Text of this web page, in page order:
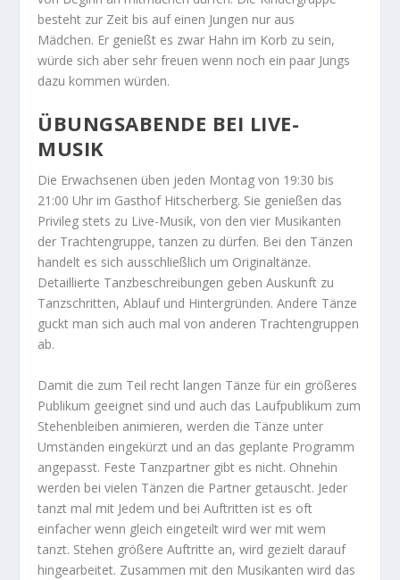
besteht zur Zeit bis auf einen Jungen nur aus
Mädchen. Er genießt es zwar Hahn im Korb zu sein,
würde sich aber sehr freuen wenn noch ein paar Jungs
dazu kommen würden.
ÜBUNGSABENDE BEI LIVE-
MUSIK
Die Erwachsenen üben jeden Montag von 19:30 bis
21:00 Uhr im Gasthof Hitscherberg. Sie genießen das
Privileg stets zu Live-Musik, von den vier Musikanten
der Trachtengruppe, tanzen zu dürfen. Bei den Tänzen
handelt es sich ausschließlich um Originaltänze.
Detaillierte Tanzbeschreibungen geben Auskunft zu
Tanzschritten, Ablauf und Hintergründen. Andere Tänze
guckt man sich auch mal von anderen Trachtengruppen
ab.
Damit die zum Teil recht langen Tänze für ein größeres
Publikum geeignet sind und auch das Laufpublikum zum
Stehenbleiben animieren, werden die Tänze unter
Umständen eingekürzt und an das geplante Programm
angepasst. Feste Tanzpartner gibt es nicht. Ohnehin
werden bei vielen Tänzen die Partner getauscht. Jeder
tanzt mal mit Jedem und bei Auftritten ist es oft
einfacher wenn gleich eingeteilt wird wer mit wem
tanzt. Stehen größere Auftritte an, wird gezielt darauf
hingearbeitet. Zusammen mit den Musikanten wird das